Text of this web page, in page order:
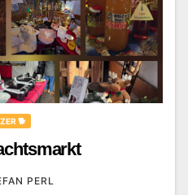
🐕
PERL